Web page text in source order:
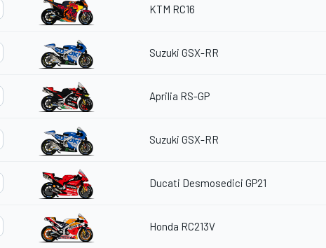
KTM RC16
Suzuki GSX-RR
Aprilia RS-GP
Suzuki GSX-RR
Ducati Desmosedici GP21
Honda RC213V